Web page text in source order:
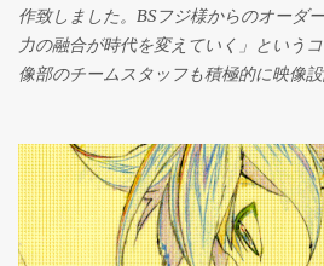
Next is the original...
作致しました。BSフジ様からのオーダ
力の融合が時代を変えていく」という
像部のチームスタッフも積極的に映像
クレジットをこちらにてご紹介してお
イン：茂木 貴之 音楽：椎名 豪 声：江
デューサー：近藤 光 アニメーション制
れば幸いです。 デジタル映像部 The